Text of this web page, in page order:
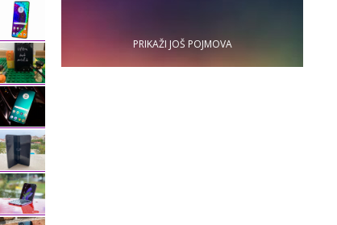
PRIKAŽI JOŠ POJMOVA